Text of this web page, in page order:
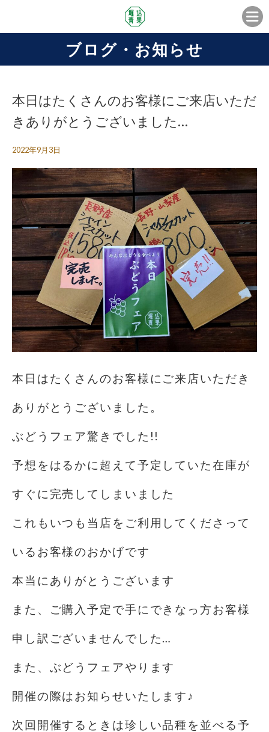
ブログ・お知らせ
本日はたくさんのお客様にご来店いただ
きありがとうございました…
2022年9月3日
本日はたくさんのお客様にご来店いただき
ありがとうございました。
ぶどうフェア驚きでした!!
予想をはるかに超えて予定していた在庫が
すぐに完売してしまいました
これもいつも当店をご利用してくださって
いるお客様のおかげです
本当にありがとうございます
また、ご購入予定で手にできなっ方お客様
申し訳ございませんでした…
また、ぶどうフェアやります
開催の際はお知らせいたします♪
次回開催するときは珍しい品種を並べる予